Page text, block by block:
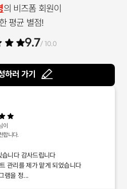
의 비즈폼 회원이
평균 별점!
9.7/ 10.0
하러 가기
이
합니다.
니다 감사드립니다
관리를 제가 맡게 되었습니다
램을 정...